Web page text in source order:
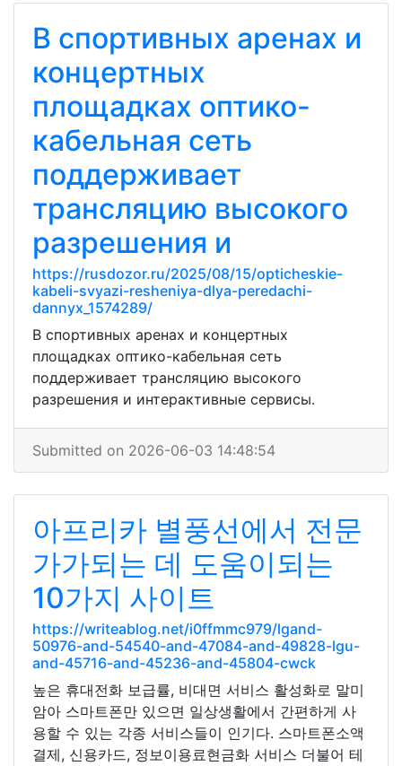
В спортивных аренах и
концертных
площадках оптико-
кабельная сеть
поддерживает
трансляцию высокого
разрешения и
https://rusdozor.ru/2025/08/15/opticheskie-
kabeli-svyazi-resheniya-dlya-peredachi-
dannyx_1574289/
В спортивных аренах и концертных
площадках оптико-кабельная сеть
поддерживает трансляцию высокого
разрешения и интерактивные сервисы.
Submitted on 2026-06-03 14:48:54
아프리카 별풍선에서 전문
가가되는 데 도움이되는
10가지 사이트
https://writeablog.net/i0ffmmc979/lgand-
50976-and-54540-and-47084-and-49828-lgu-
and-45716-and-45236-and-45804-cwck
높은 휴대전화 보급률, 비대면 서비스 활성화로 말미
암아 스마트폰만 있으면 일상생활에서 간편하게 사
용할 수 있는 각종 서비스들이 인기다. 스마트폰소액
결제, 신용카드, 정보이용료현금화 서비스 더불어 테